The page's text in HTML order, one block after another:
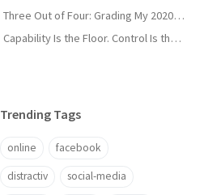
Three Out of Four: Grading My 2020 Unicorn Calls
Capability Is the Floor. Control Is the Moat.
Trending Tags
online facebook
distractiv social-media